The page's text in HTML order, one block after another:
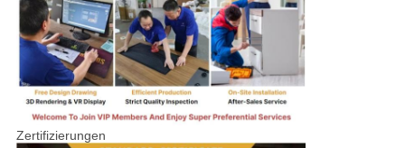
Zertifizierungen